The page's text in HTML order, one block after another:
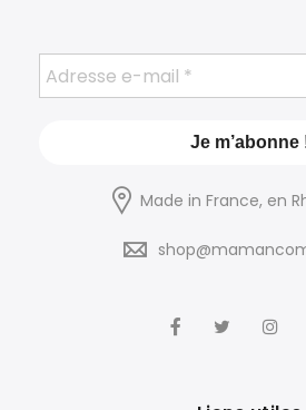
Made in France, en